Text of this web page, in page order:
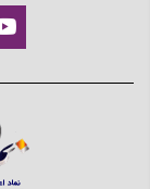
آیا هنوز